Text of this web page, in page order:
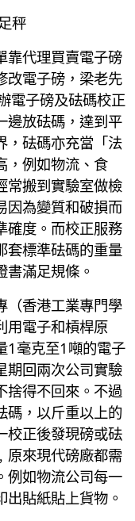
秤
靠代理買賣電子磅
改電子磅，梁老先
電子磅及砝碼校正
邊放砝碼，達到平
，砝碼亦充當「法
，例如物流、食
常搬到實驗室做檢
因為變質和破損而
確度。而校正服務
套標準砝碼的重量
滿足規條。
（香港工業專門學
用電子和槓桿原
1毫克至1噸的電子
期回兩次公司實驗
捨得不回來。不過
碼，以斤重以上的
校正後發現磅或砝
原來現代磅廠都需
例如物流公司每一
貼紙貼上貨物。